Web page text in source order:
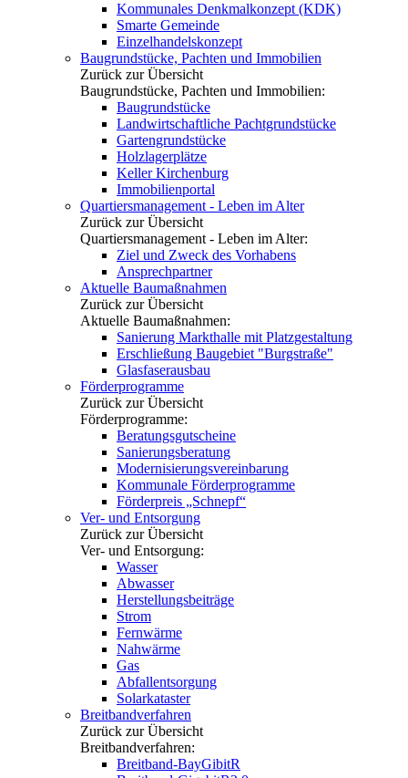
Kommunales Denkmalkonzept (KDK)
Smarte Gemeinde
Einzelhandelskonzept
Baugrundstücke, Pachten und Immobilien
Zurück zur Übersicht
Baugrundstücke, Pachten und Immobilien:
Baugrundstücke
Landwirtschaftliche Pachtgrundstücke
Gartengrundstücke
Holzlagerplätze
Keller Kirchenburg
Immobilienportal
Quartiersmanagement - Leben im Alter
Zurück zur Übersicht
Quartiersmanagement - Leben im Alter:
Ziel und Zweck des Vorhabens
Ansprechpartner
Aktuelle Baumaßnahmen
Zurück zur Übersicht
Aktuelle Baumaßnahmen:
Sanierung Markthalle mit Platzgestaltung
Erschließung Baugebiet "Burgstraße"
Glasfaserausbau
Förderprogramme
Zurück zur Übersicht
Förderprogramme:
Beratungsgutscheine
Sanierungsberatung
Modernisierungsvereinbarung
Kommunale Förderprogramme
Förderpreis „Schnepf“
Ver- und Entsorgung
Zurück zur Übersicht
Ver- und Entsorgung:
Wasser
Abwasser
Herstellungsbeiträge
Strom
Fernwärme
Nahwärme
Gas
Abfallentsorgung
Solarkataster
Breitbandverfahren
Zurück zur Übersicht
Breitbandverfahren:
Breitband-BayGibitR